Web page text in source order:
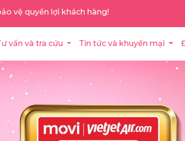
vệ quyền lợi khách hàng!
vấn và tra cứu Tin tức và khuyến mại